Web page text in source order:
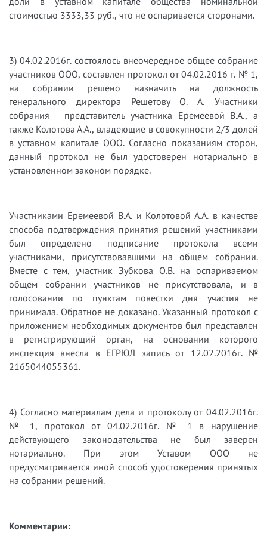
стоимостью 3333,33 руб., что не оспаривается сторонами.
3)​04.02.2016г. состоялось внеочередное общее собрание
участников ООО, составлен протокол от 04.02.2016 г. № 1,
на собрании решено назначить на должность
генерального директора Решетову О. А. Участники
собрания - представитель участника Еремеевой В.А., а
также Колотова А.А., владеющие в совокупности 2/3 долей
в уставном капитале ООО. Согласно показаниям сторон,
данный протокол не был удостоверен нотариально в
установленном законом порядке.
Участниками Еремеевой В.А. и Колотовой А.А. в качестве
способа подтверждения принятия решений участниками
был определено подписание протокола всеми
участниками, присутствовавшими на общем собрании.
Вместе с тем, участник Зубкова О.В. на оспариваемом
общем собрании участников не присутствовала, и в
голосовании по пунктам повестки дня участия не
принимала. Обратное не доказано. Указанный протокол с
приложением необходимых документов был представлен
в регистрирующий орган, на основании которого
инспекция внесла в ЕГРЮЛ запись от 12.02.2016г. №
2165044055361.
4) Согласно материалам дела и протоколу от 04.02.2016г.
№ 1, протокол от 04.02.2016г. № 1 в нарушение
действующего законодательства не был заверен
нотариально. При этом Уставом ООО не
предусматривается иной способ удостоверения принятых
на собрании решений.
Комментарии: